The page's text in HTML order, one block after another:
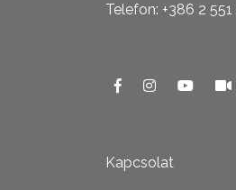
Telefon: +386 2
Kapcsolat